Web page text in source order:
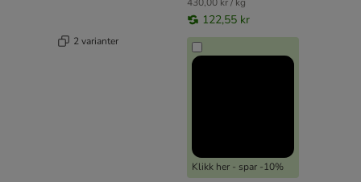
2 varianter
122,55 kr
Klikk her - spar -10%